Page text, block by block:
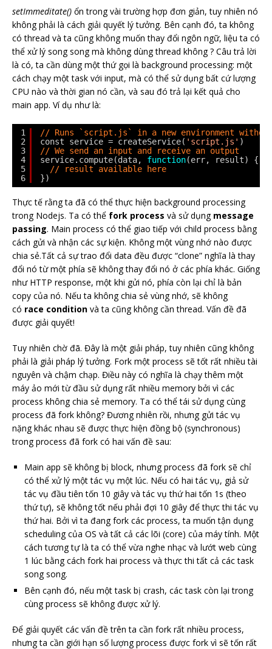
setImmeditate() ổn trong vài trường hợp đơn giản, tuy nhiên nó
không phải là cách giải quyết lý tưởng. Bên cạnh đó, ta không
có thread và ta cũng không muốn thay đổi ngôn ngữ, liệu ta có
thể xử lý song song mà không dùng thread không ? Câu trả lời
là có, ta cần dùng một thứ gọi là background processing: một
cách chạy một task với input, mà có thể sử dụng bất cứ lượng
CPU nào và thời gian nó cần, và sau đó trả lại kết quả cho
main app. Ví dụ như là:
1
2
3
4
5
6
// Runs `script.js` in a new environment without
const service = createService( 'script.js' )
// We send an input and receive an output
service.compute(data, function(err, result) {
// result available here
})
Thực tế rằng ta đã có thể thực hiện background processing
trong Nodejs. Ta có thể fork process và sử dụng message
passing. Main process có thể giao tiếp với child process bằng
cách gửi và nhận các sự kiện. Không một vùng nhớ nào được
chia sẻ.Tất cả sự trao đổi data đều được “clone” nghĩa là thay
đổi nó từ một phía sẽ không thay đổi nó ở các phía khác. Giống
như HTTP response, một khi gửi nó, phía còn lại chỉ là bản
copy của nó. Nếu ta không chia sẻ vùng nhớ, sẽ không
có race condition và ta cũng không cần thread. Vấn đề đã
được giải quyết!
Tuy nhiên chờ đã. Đây là một giải pháp, tuy nhiên cũng không
phải là giải pháp lý tưởng. Fork một process sẽ tốt rất nhiều tài
nguyên và chậm chạp. Điều này có nghĩa là chạy thêm một
máy ảo mới từ đầu sử dụng rất nhiều memory bởi vì các
process không chia sẻ memory. Ta có thể tái sử dụng cùng
process đã fork không? Đương nhiên rồi, nhưng gửi tác vụ
nặng khác nhau sẽ được thực hiện đồng bộ (synchronous)
trong process đã fork có hai vấn đề sau:
Main app sẽ không bị block, nhưng process đã fork sẽ chỉ
có thể xử lý một tác vụ một lúc. Nếu có hai tác vụ, giả sử
tác vụ đầu tiên tốn 10 giây và tác vụ thứ hai tốn 1s (theo
thứ tự), sẽ không tốt nếu phải đợi 10 giây để thực thi tác vụ
thứ hai. Bởi vì ta đang fork các process, ta muốn tận dụng
scheduling của OS và tất cả các lõi (core) của máy tính. Một
cách tương tự là ta có thể vừa nghe nhạc và lướt web cùng
1 lúc bằng cách fork hai process và thực thi tất cả các task
song song.
Bên cạnh đó, nếu một task bị crash, các task còn lại trong
cùng process sẽ không được xử lý.
Để giải quyết các vấn đề trên ta cần fork rất nhiều process,
nhưng ta cần giới hạn số lượng process được fork vì sẽ tốn rất